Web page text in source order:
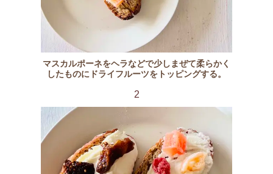
マスカルポーネをヘラなどで少しまぜて柔らかく
したものにドライフルーツをトッピングする。
2